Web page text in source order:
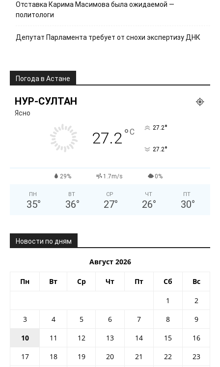
Отставка Карима Масимова была ожидаемой —
политологи
Депутат Парламента требует от снохи экспертизу ДНК
Погода в Астане
НУР-СУЛТАН
Ясно
27.2°C 27.2°
27.2°
29% 1.7m/s 0%
ПН
35°
ВТ
36°
СР
27°
ЧТ
26°
ПТ
30°
Новости по дням
Август 2026
Пн Вт Ср Чт Пт Сб Вс
1
2
3
4 5 6 7 8
9
10
11 12 13 14 15
16
17
18 19 20 21 22
23